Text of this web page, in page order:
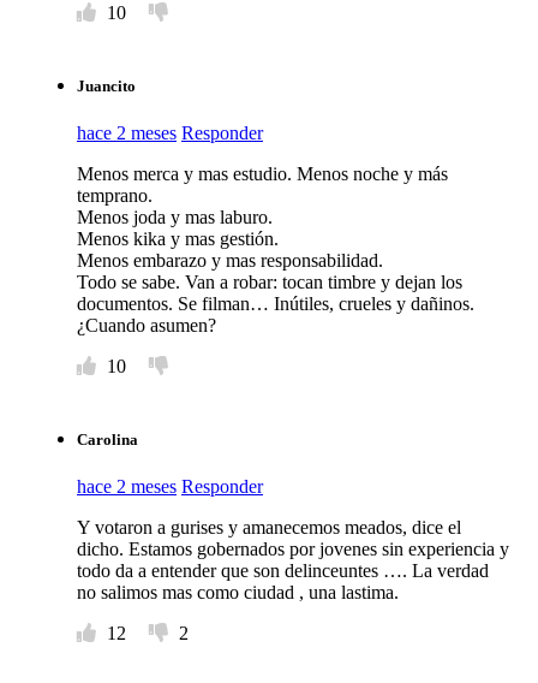
10
Juancito
hace 2 meses Responder
Menos merca y mas estudio. Menos noche y más
temprano.
Menos joda y mas laburo.
Menos kika y mas gestión.
Menos embarazo y mas responsabilidad.
Todo se sabe. Van a robar: tocan timbre y dejan los
documentos. Se filman… Inútiles, crueles y dañinos.
¿Cuando asumen?
10
Carolina
hace 2 meses Responder
Y votaron a gurises y amanecemos meados, dice el
dicho. Estamos gobernados por jovenes sin experiencia y
todo da a entender que son delinceuntes …. La verdad
no salimos mas como ciudad , una lastima.
12
2